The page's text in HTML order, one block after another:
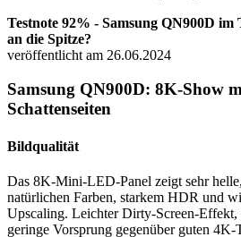
Testnote 92% - Samsung QN900D
an die Spitze?
veröffentlicht am 26.06.2024
Samsung QN900D: 8K-Show
Schattenseiten
Bildqualität
Das 8K-Mini-LED-Panel zeigt sehr
natürlichen Farben, starkem HDR und
Upscaling. Leichter Dirty-Screen-
geringe Vorsprung gegenüber guten 4K-